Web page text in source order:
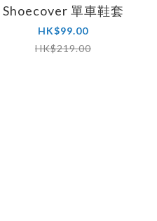
Shoecover 單車鞋套
HK$99.00
HK$219.00